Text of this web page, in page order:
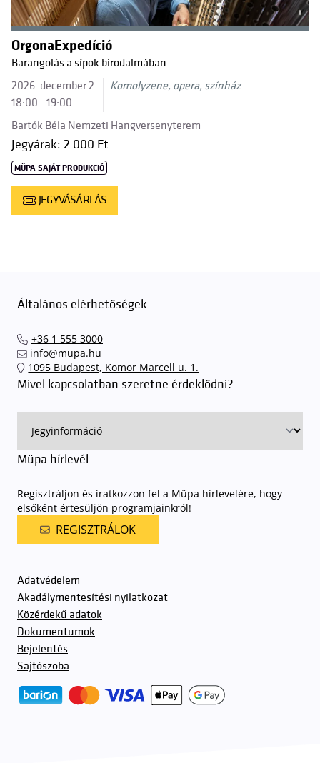
OrgonaExpedíció
Barangolás a sípok birodalmában
2026. december 2.
18:00 - 19:00
Komolyzene, opera, színház
Bartók Béla Nemzeti Hangversenyterem
Jegyárak: 2 000 Ft
MÜPA SAJÁT PRODUKCIÓ
JEGYVÁSÁRLÁS
Általános elérhetőségek
+36 1 555 3000
info@mupa.hu
1095 Budapest, Komor Marcell u. 1.
Mivel kapcsolatban szeretne érdeklődni?
Müpa hírlevél
Regisztráljon és iratkozzon fel a Müpa hírlevelére, hogy
elsőként értesüljön programjainkról!
REGISZTRÁLOK
Adatvédelem
Akadálymentesítési nyilatkozat
Közérdekű adatok
Dokumentumok
Bejelentés
Sajtószoba